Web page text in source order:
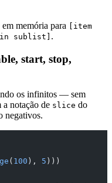
memória para
[item
sublist] .
start, stop,
os infinitos — sem
a notação de slice do
negativos.
( 100 ), 5 )))